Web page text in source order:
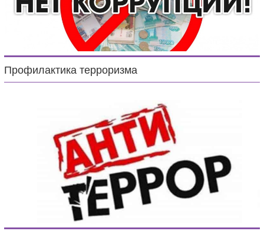
Профилактика терроризма